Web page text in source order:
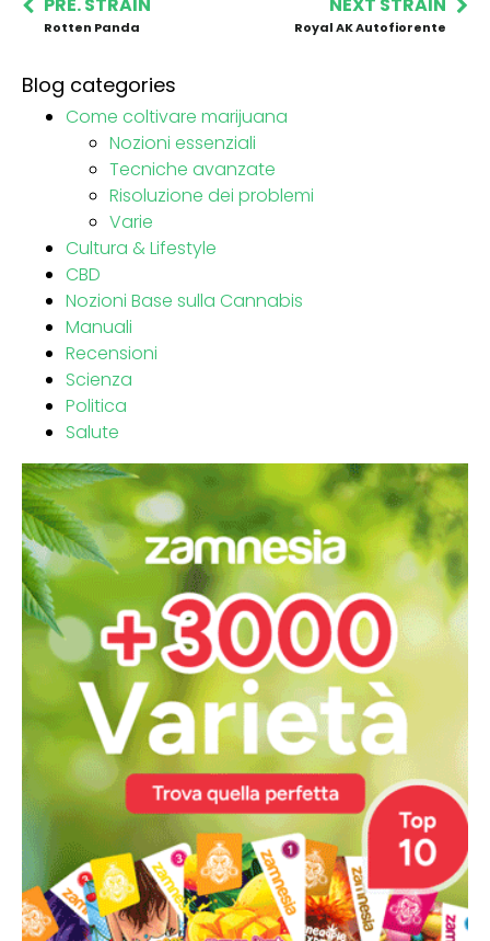
Rotten Panda Royal AK Autofiorente
Blog categories
Come coltivare marijuana
Nozioni essenziali
Tecniche avanzate
Risoluzione dei problemi
Varie
Cultura & Lifestyle
CBD
Nozioni Base sulla Cannabis
Manuali
Recensioni
Scienza
Politica
Salute